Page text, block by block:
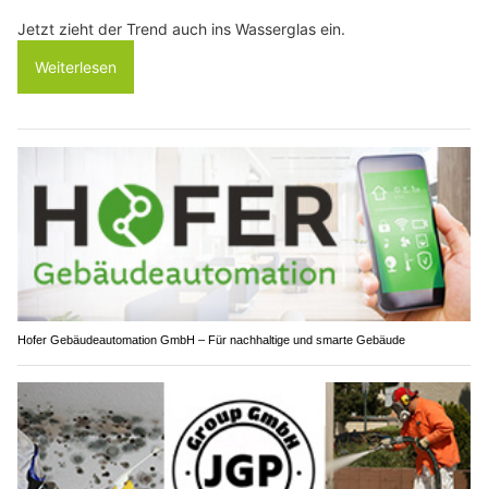
Jetzt zieht der Trend auch ins Wasserglas ein.
Weiterlesen
Hofer Gebäudeautomation GmbH – Für nachhaltige und smarte Gebäude